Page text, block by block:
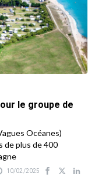
le groupe de
Océanes)
de plus de 400
10/02/2025